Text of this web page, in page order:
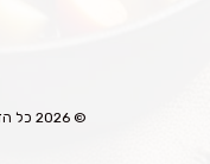
© 2026 כל הזכויות שמורות לטעמים מבית אמא